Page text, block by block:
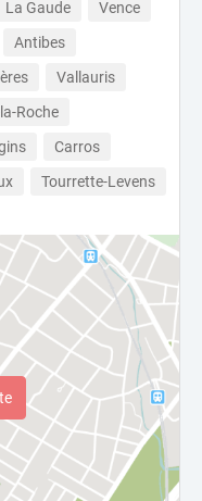
La Gaude
Vence
Antibes
Vallauris
Roche
Carros
Tourrette-Levens